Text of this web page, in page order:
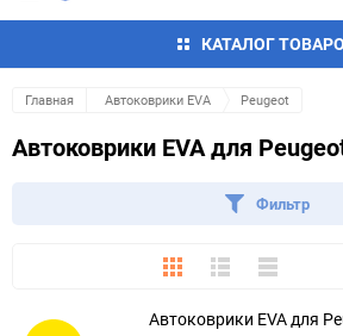
КАТАЛОГ
Главная Автоковрики EVA Peugeot
Автоковрики EVA для
Фильтр
ПлиткаПодробноКомпактно
Автоковрики EVA для